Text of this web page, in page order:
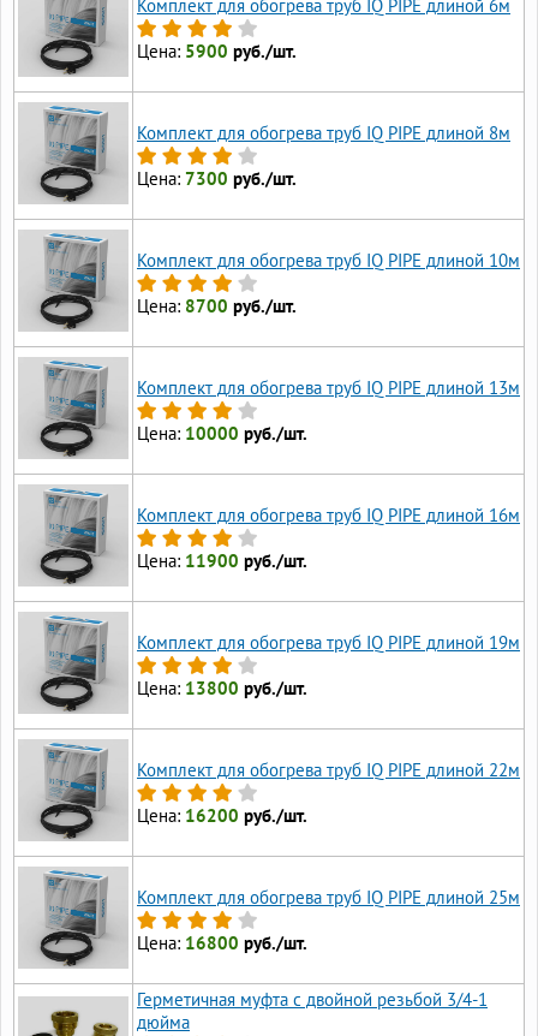
Комплект для обогрева труб IQ PIPE длиной 6м
Цена: 5900 руб./шт.
Комплект для обогрева труб IQ PIPE длиной 8м
Цена: 7300 руб./шт.
Комплект для обогрева труб IQ PIPE длиной 10м
Цена: 8700 руб./шт.
Комплект для обогрева труб IQ PIPE длиной 13м
Цена: 10000 руб./шт.
Комплект для обогрева труб IQ PIPE длиной 16м
Цена: 11900 руб./шт.
Комплект для обогрева труб IQ PIPE длиной 19м
Цена: 13800 руб./шт.
Комплект для обогрева труб IQ PIPE длиной 22м
Цена: 16200 руб./шт.
Комплект для обогрева труб IQ PIPE длиной 25м
Цена: 16800 руб./шт.
Герметичная муфта с двойной резьбой 3/4-1
дюйма